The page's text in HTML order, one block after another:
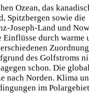
Ozean, das
Spitzbergen sowie die
Joseph-Land und
durch warme
des Golfstroms
schon. Die
nach Norden. Klima
im